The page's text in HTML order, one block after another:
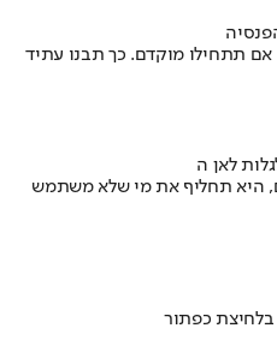
תתחילו מוקדם. כך תבנו עתיד
היא תחליף את מי שלא משתמש
כפתור